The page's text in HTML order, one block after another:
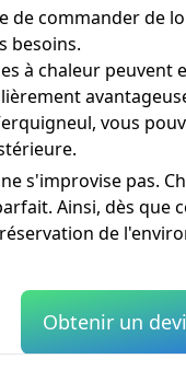
de commander de
besoins.
à chaleur peuvent
vous
s'improvise pas.
Ainsi, dès
de
Obtenir un